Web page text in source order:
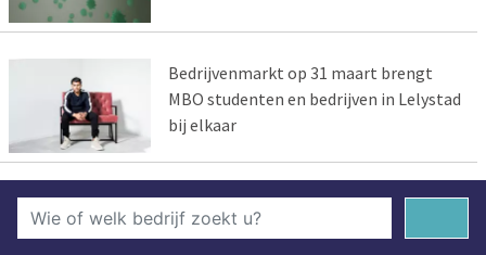
Bedrijvenmarkt op 31 maart brengt
MBO studenten en bedrijven in Lelystad
bij elkaar